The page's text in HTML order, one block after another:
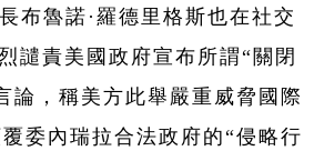
布魯諾·羅德里格斯也在社交
譴責美國政府宣布所謂“關閉
論，稱美方此舉嚴重威脅國際
委內瑞拉合法政府的“侵略行